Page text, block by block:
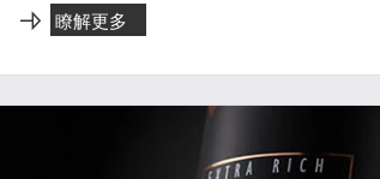
瞭解更多